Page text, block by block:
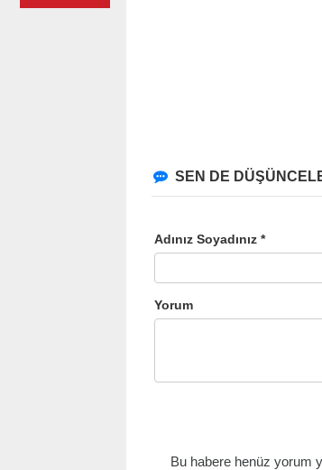
SEN DE
Adınız Soyadınız *
Yorum
Bu habere henüz yorum